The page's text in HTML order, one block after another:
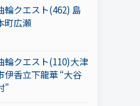
輪クエスト(462) 島
町広瀬
輪クエスト(110)大津
伊香立下龍華 “大谷
”